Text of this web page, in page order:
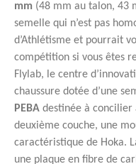
mm (48 mm au talon, 43
semelle qui n’est pas
d’Athlétisme et pourrait
compétition si vous êtes
Flylab, le centre
chaussure dotée d’une
PEBA destinée à
deuxième couche, une
caractéristique de Hoka.
une plaque en fibre de